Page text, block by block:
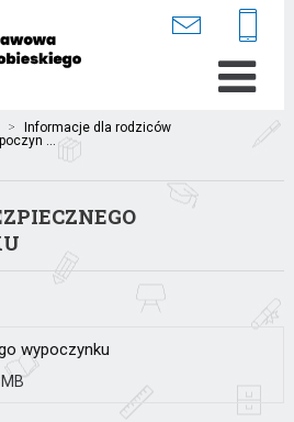
>
Informacje dla rodziców
...
wypoczynku